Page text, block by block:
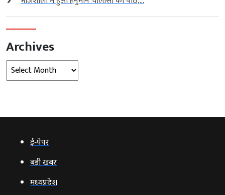
Archives
Archives
ई‑पेपर
बड़ी खबर
मध्‍यप्रदेश